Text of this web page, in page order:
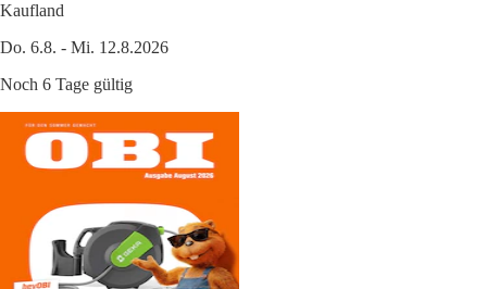
Kaufland
Do. 6.8. - Mi. 12.8.2026
Noch 6 Tage gültig